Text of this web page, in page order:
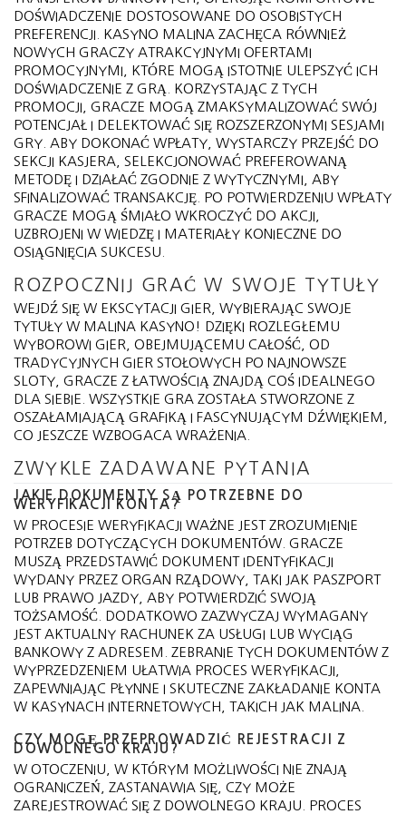
DOŚWIADCZENIE DOSTOSOWANE DO OSOBISTYCH
PREFERENCJI. KASYNO MALINA ZACHĘCA RÓWNIEŻ
NOWYCH GRACZY ATRAKCYJNYMI OFERTAMI
PROMOCYJNYMI, KTÓRE MOGĄ ISTOTNIE ULEPSZYĆ ICH
DOŚWIADCZENIE Z GRĄ. KORZYSTAJĄC Z TYCH
PROMOCJI, GRACZE MOGĄ ZMAKSYMALIZOWAĆ SWÓJ
POTENCJAŁ I DELEKTOWAĆ SIĘ ROZSZERZONYMI SESJAMI
GRY. ABY DOKONAĆ WPŁATY, WYSTARCZY PRZEJŚĆ DO
SEKCJI KASJERA, SELEKCJONOWAĆ PREFEROWANĄ
METODĘ I DZIAŁAĆ ZGODNIE Z WYTYCZNYMI, ABY
SFINALIZOWAĆ TRANSAKCJĘ. PO POTWIERDZENIU WPŁATY
GRACZE MOGĄ ŚMIAŁO WKROCZYĆ DO AKCJI,
UZBROJENI W WIEDZĘ I MATERIAŁY KONIECZNE DO
OSIĄGNIĘCIA SUKCESU.
ROZPOCZNIJ GRAĆ W SWOJE TYTUŁY
WEJDŹ SIĘ W EKSCYTACJI GIER, WYBIERAJĄC SWOJE
TYTUŁY W MALINA KASYNO! DZIĘKI ROZLEGŁEMU
WYBOROWI GIER, OBEJMUJĄCEMU CAŁOŚĆ, OD
TRADYCYJNYCH GIER STOŁOWYCH PO NAJNOWSZE
SLOTY, GRACZE Z ŁATWOŚCIĄ ZNAJDĄ COŚ IDEALNEGO
DLA SIEBIE. WSZYSTKIE GRA ZOSTAŁA STWORZONE Z
OSZAŁAMIAJĄCĄ GRAFIKĄ I FASCYNUJĄCYM DŹWIĘKIEM,
CO JESZCZE WZBOGACA WRAŻENIA.
ZWYKLE ZADAWANE PYTANIA
JAKIE DOKUMENTY SĄ POTRZEBNE DO
WERYFIKACJI KONTA?
W PROCESIE WERYFIKACJI WAŻNE JEST ZROZUMIENIE
POTRZEB DOTYCZĄCYCH DOKUMENTÓW. GRACZE
MUSZĄ PRZEDSTAWIĆ DOKUMENT IDENTYFIKACJI
WYDANY PRZEZ ORGAN RZĄDOWY, TAKI JAK PASZPORT
LUB PRAWO JAZDY, ABY POTWIERDZIĆ SWOJĄ
TOŻSAMOŚĆ. DODATKOWO ZAZWYCZAJ WYMAGANY
JEST AKTUALNY RACHUNEK ZA USŁUGI LUB WYCIĄG
BANKOWY Z ADRESEM. ZEBRANIE TYCH DOKUMENTÓW Z
WYPRZEDZENIEM UŁATWIA PROCES WERYFIKACJI,
ZAPEWNIAJĄC PŁYNNE I SKUTECZNE ZAKŁADANIE KONTA
W KASYNACH INTERNETOWYCH, TAKICH JAK MALINA.
CZY MOGĘ PRZEPROWADZIĆ REJESTRACJI Z
DOWOLNEGO KRAJU?
W OTOCZENIU, W KTÓRYM MOŻLIWOŚCI NIE ZNAJĄ
OGRANICZEŃ, ZASTANAWIA SIĘ, CZY MOŻE
ZAREJESTROWAĆ SIĘ Z DOWOLNEGO KRAJU. PROCES